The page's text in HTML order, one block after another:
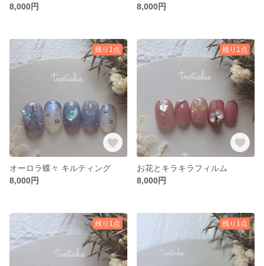
8,000円
8,000円
残り1点
オーロラ蝶々 キルティング
8,000円
残り1点
お花とキラキラフィルム
8,000円
残り1点 残り1点